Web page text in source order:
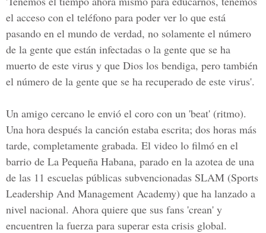
el acceso con el teléfono para poder ver lo que está
pasando en el mundo de verdad, no solamente el número
de la gente que están infectadas o la gente que se ha
muerto de este virus y que Dios los bendiga, pero también
el número de la gente que se ha recuperado de este virus'.
Un amigo cercano le envió el coro con un 'beat' (ritmo).
Una hora después la canción estaba escrita; dos horas más
tarde, completamente grabada. El video lo filmó en el
barrio de La Pequeña Habana, parado en la azotea de una
de las 11 escuelas públicas subvencionadas SLAM (Sports
Leadership And Management Academy) que ha lanzado a
nivel nacional. Ahora quiere que sus fans 'crean' y
encuentren la fuerza para superar esta crisis global.